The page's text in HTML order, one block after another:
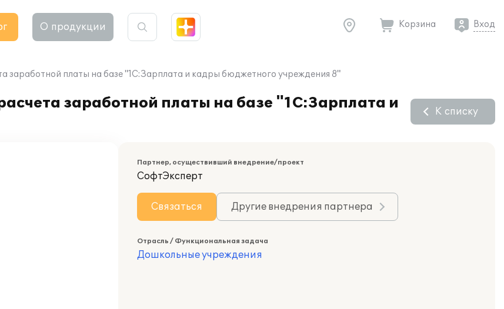
О продукции Корзина Вход
заработной платы на базе "1С:Зарплата и кадры бюджетного учреждения 8"
заработной платы на базе "1С:Зарплата и
К списку
Партнер, осуществивший внедрение/проект
СофтЭксперт
Связаться Другие внедрения партнера
Отрасль / Функциональная задача
Дошкольные учреждения